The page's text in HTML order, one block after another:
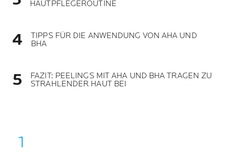
HAUTPFLEGEROUTINE
TIPPS FÜR DIE ANWENDUNG VON AHA UND
BHA
FAZIT: PEELINGS MIT AHA UND BHA TRAGEN ZU
STRAHLENDER HAUT BEI